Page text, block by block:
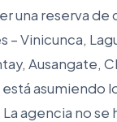
una reserva de
– Vinicunca,
Ausangate,
asumiendo
La agencia no